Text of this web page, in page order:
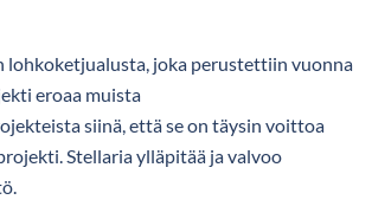
lohkoketjualusta, joka perustettiin vuonna
eroaa muista
siinä, että se on täysin voittoa
Stellaria ylläpitää ja valvoo